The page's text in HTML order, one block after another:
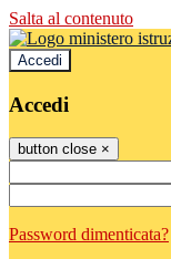
Salta al contenuto
Accedi
Accedi
button close ×
Password dimenticata?